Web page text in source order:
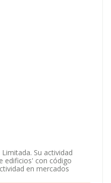
Su actividad
edificios' con código
en mercados